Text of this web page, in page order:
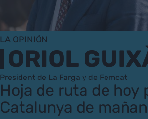
LA OPINIÓN
ORIOL
President de La Farga y de Femcat
Hoja de ruta de hoy
Catalunya de